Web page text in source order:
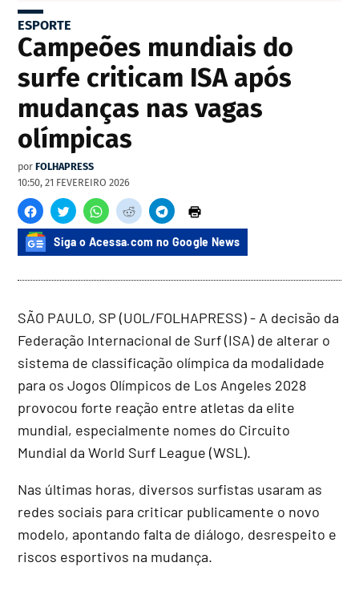
ESPORTE
Campeões mundiais do
surfe criticam ISA após
mudanças nas vagas
olímpicas
por FOLHAPRESS
10:50, 21 FEVEREIRO 2026
Siga o Acessa.com no Google News
SÃO PAULO, SP (UOL/FOLHAPRESS) - A decisão da
Federação Internacional de Surf (ISA) de alterar o
sistema de classificação olímpica da modalidade
para os Jogos Olímpicos de Los Angeles 2028
provocou forte reação entre atletas da elite
mundial, especialmente nomes do Circuito
Mundial da World Surf League (WSL).
Nas últimas horas, diversos surfistas usaram as
redes sociais para criticar publicamente o novo
modelo, apontando falta de diálogo, desrespeito e
riscos esportivos na mudança.